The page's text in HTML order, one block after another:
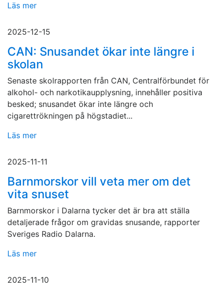
Läs mer
2025-12-15
CAN: Snusandet ökar inte längre i
skolan
Senaste skolrapporten från CAN, Centralförbundet för
alkohol- och narkotikaupplysning, innehåller positiva
besked; snusandet ökar inte längre och
cigarettrökningen på högstadiet...
Läs mer
2025-11-11
Barnmorskor vill veta mer om det
vita snuset
Barnmorskor i Dalarna tycker det är bra att ställa
detaljerade frågor om gravidas snusande, rapporter
Sveriges Radio Dalarna.
Läs mer
2025-11-10